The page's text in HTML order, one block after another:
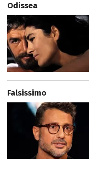
Odissea
Falsissimo